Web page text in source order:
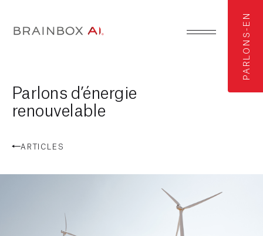
PARLONS-EN
Parlons d’énergie
renouvelable
ARTICLES